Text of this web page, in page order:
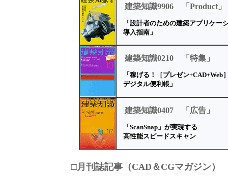
建築知識9906 「Product」
「設計者のための建築アプリケー
導入指南」
建築知識0210 「特集」
「稼げる！［プレゼン+CAD+Web
デジタル便利帳」
建築知識0407 「広告」
「ScanSnap」が実現する
高性能スピードスキャン
□月刊誌記事（CAD＆CGマガジン）